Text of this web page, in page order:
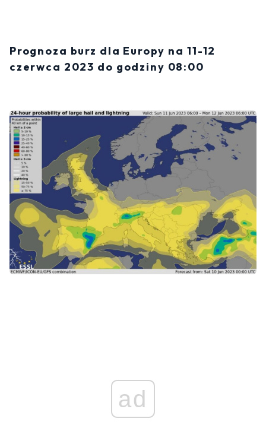
Prognoza burz dla Europy na 11-12
czerwca 2023 do godziny 08:00
ad